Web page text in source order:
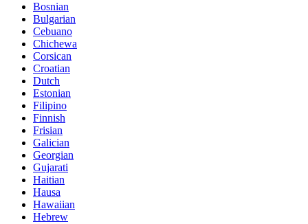
Bosnian
Bulgarian
Cebuano
Chichewa
Corsican
Croatian
Dutch
Estonian
Filipino
Finnish
Frisian
Galician
Georgian
Gujarati
Haitian
Hausa
Hawaiian
Hebrew